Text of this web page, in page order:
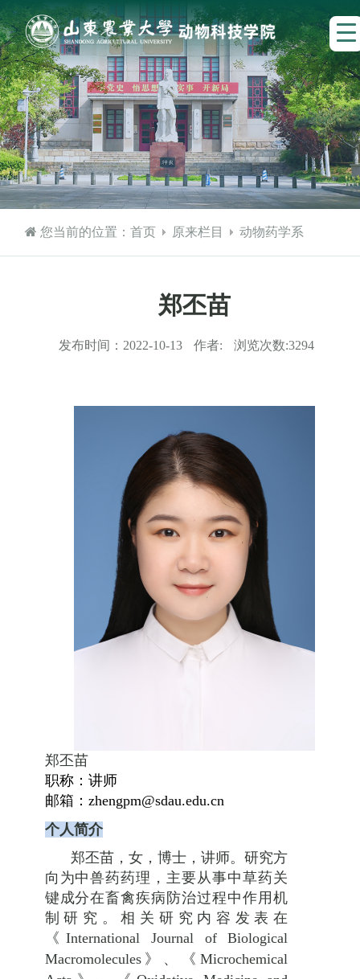
您当前的位置：首页 原来栏目 动物药学系
郑丕苗
发布时间： 2022-10-13 作者: 浏览次数:3294
郑丕苗
职称：讲师
邮箱： zhengpm@sdau.edu.cn
个人简介
郑丕苗，女，博士，讲师。研究方
向为中兽药药理，主要从事中草药关
键成分在畜禽疾病防治过程中作用机
制研究。相关研究内容发表在
《International Journal of Biological
Macromolecules》、《Microchemical